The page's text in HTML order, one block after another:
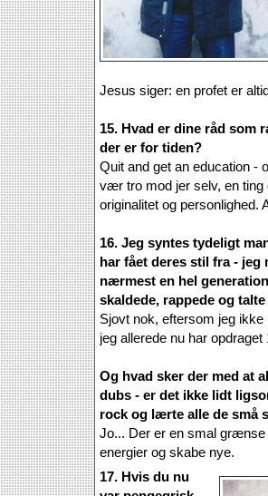
Jesus siger: en profet er
15. Hvad er dine råd som
der er for tiden?
Quit and get an education -
vær tro mod jer selv, en
originalitet og personlighed.
16. Jeg syntes tydeligt
har fået deres stil fra - jeg
nærmest en hel
skaldede, rappede og
Sjovt nok, eftersom jeg
jeg allerede nu har
Og hvad sker der med at
dubs - er det ikke lidt
rock og lærte alle de små
Jo... Der er en smal
energier og skabe nye.
17. Hvis du nu